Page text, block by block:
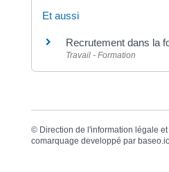
Et aussi
Recrutement dans la
Travail - Formation
© Direction de l'information légale
comarquage developpé par